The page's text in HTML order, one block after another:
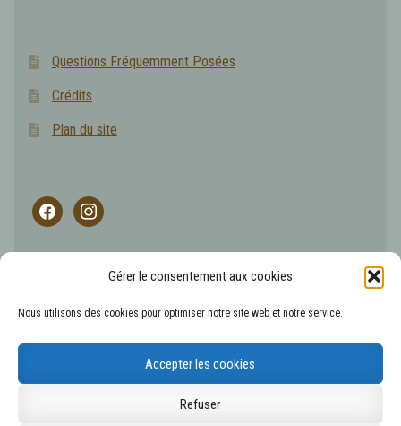
Gérer le consentement aux cookies
Nous utilisons des cookies pour optimiser notre site web et notre service.
Accepter les cookies
Refuser
Questions Fréquemment Posées
Crédits
Plan du site
facebookinstagram
L'abus d'alcool est dangereux pour la santé, les boissons